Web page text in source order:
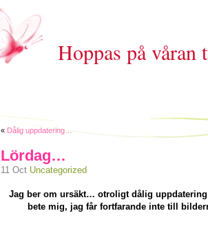
Hoppas på våran
« Dålig uppdatering…
Lördag…
11 Oct Uncategorized
Jag ber om ursäkt… otroligt dålig
bete mig, jag får fortfarande inte till